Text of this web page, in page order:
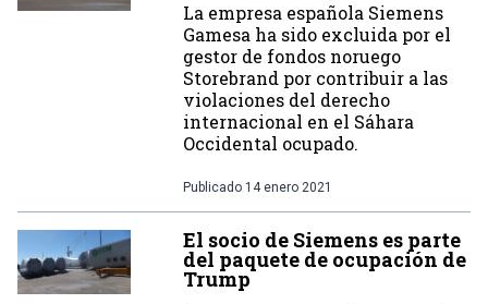
La empresa española Siemens
Gamesa ha sido excluida por el
gestor de fondos noruego
Storebrand por contribuir a las
violaciones del derecho
internacional en el Sáhara
Occidental ocupado.
Publicado 14 enero 2021
El socio de Siemens es parte
del paquete de ocupación de
Trump